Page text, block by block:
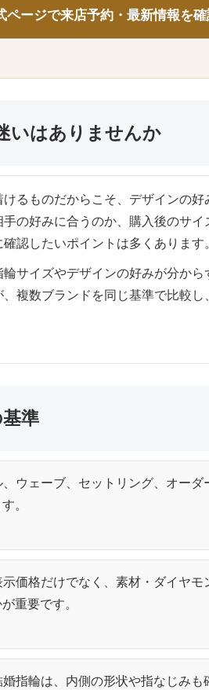
ページで来店予約・最新情報を
いはありませんか
るものだからこそ、デザインの
の好みに合うのか、購入後のサ
認したいポイントは多くあります
サイズやデザインの好みが分から
複数ブランドを同じ基準で比較
準
、ウェーブ、セットリング、オー
。
示価格だけでなく、素材・ダイヤ
重要です。
指輪は、内側の形状や指なじみも